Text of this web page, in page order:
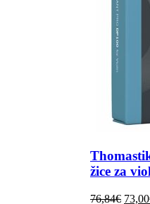
žice za
76,84€ 73,00